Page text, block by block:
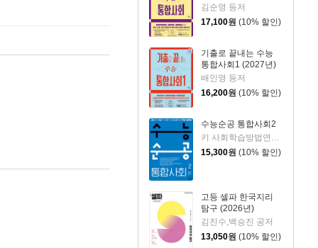
김순영 등저
17,100원 (10% 할인)
기출로 끝내는 수능
통합사회1 (2027년)
배인영 등저
16,200원 (10% 할인)
수능순공 통합사회2
15,300원 (10% 할인)
고등 셀파 한국지리
탐구 (2026년)
김진수,백승진 공저
13,050원 (10% 할인)